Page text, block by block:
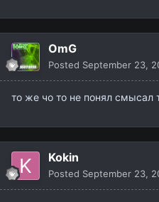
OmG
Posted September 23,
то же чо то не понял смысал
Kokin
Posted September 23,